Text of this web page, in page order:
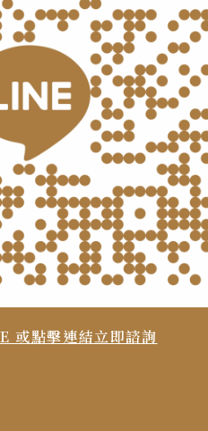
或點擊連結立即諮詢